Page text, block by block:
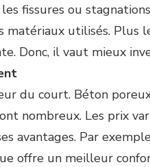
fissures ou
matériaux utilisés. Plus
Donc, il vaut mieux
du court. Béton
nombreux. Les prix
avantages. Par
offre un meilleur